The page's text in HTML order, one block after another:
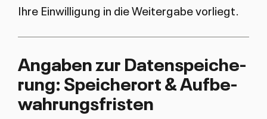
Ih­re Ein­wil­li­gung in die Wei­ter­ga­be vor­liegt.
An­ga­ben zur Da­ten­spei­che­
rung: Spei­cher­ort & Auf­be­
wah­rungs­fris­ten